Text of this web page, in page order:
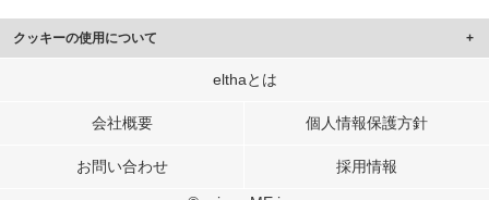
クッキーの使用について
このサイトでは Cookie を使用して、ユーザーに合わせたコンテンツや広告の
行っています。
メディアや広告配信、データ解析の各パートナーに提供しています。
elthaとは
会社概要 個人情報保護方針
お問い合わせ 採用情報